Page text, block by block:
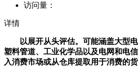
访问量：
详情
以展开从头评估。可能涵盖大型电
塑料管道、工业化学品以及电网和电
入消费市场或从仓库提取用于消费的